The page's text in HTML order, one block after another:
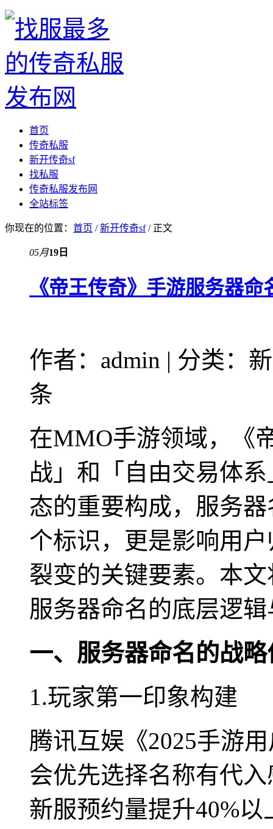
首页
传奇私服
新开传奇sf
找私服
传奇私服发布网
全站标签
你现在的位置： 首页 /新开传奇sf/ 正文
05月19日
《帝王传奇》手游服务器
作者：admin | 分类：
条
在MMO手游领域，《
战」和「自由交易体
态的重要构成，服务
个标识，更是影响用
裂变的关键要素。本
服务器命名的底层逻
一、服务器命名的战略
1.玩家第一印象构建
腾讯互娱《2025手游
会优先选择名称有代
新服预约量提升40%